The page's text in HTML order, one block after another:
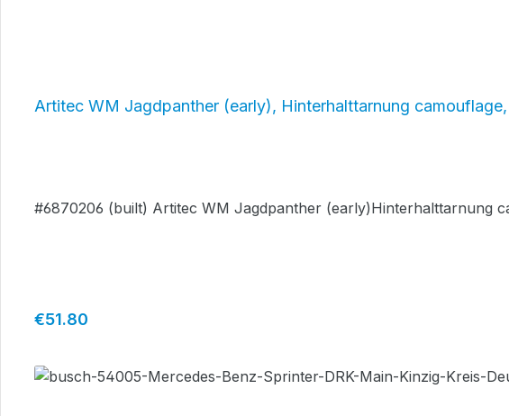
Artitec WM Jagdpanther (early), Hinterhalttarnung
#6870206 (built) Artitec WM Jagdpanther (early)Hinterhalttarnung
Regular price:
€51.80